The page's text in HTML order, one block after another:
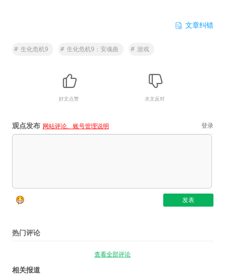
文章纠错
# 生化危机9 # 生化危机9：安魂曲 # 游戏
好文点赞 水文反对
观点发布 网站评论、账号管理说明 登录
热门评论
查看全部评论
相关报道